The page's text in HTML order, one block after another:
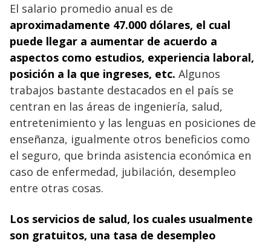
El salario promedio anual es de
aproximadamente 47.000 dólares, el cual
puede llegar a aumentar de acuerdo a
aspectos como estudios, experiencia laboral,
posición a la que ingreses, etc. Algunos
trabajos bastante destacados en el país se
centran en las áreas de ingeniería, salud,
entretenimiento y las lenguas en posiciones de
enseñanza, igualmente otros beneficios como
el seguro, que brinda asistencia económica en
caso de enfermedad, jubilación, desempleo
entre otras cosas.
Los servicios de salud, los cuales usualmente
son gratuitos, una tasa de desempleo